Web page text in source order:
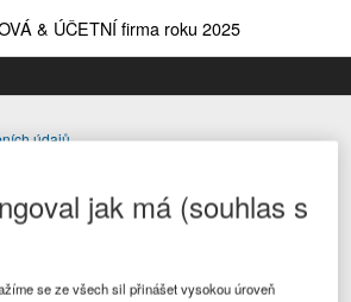
& ÚČETNÍ firma roku 2025
údajů
osobních
jak má (souhlas s
se ze všech sil přinášet vysokou úroveň